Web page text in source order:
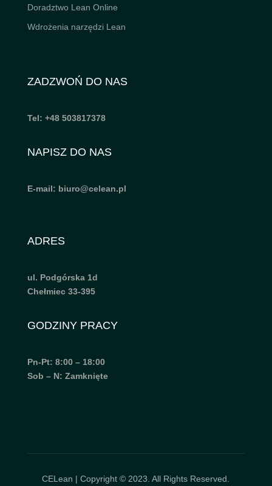
Doradztwo Lean Online
Wdrożenia narzędzi Lean
ZADZWOŃ DO NAS
Tel: +48 503817378
NAPISZ DO NAS
E-mail: biuro@celean.pl
ADRES
ul. Podgórska 1d
Chełmiec 33-395
GODZINY PRACY
Pn-Pt: 8:00 – 18:00
Sob – N: Zamknięte
CELean | Copyright © 2023. All Rights Reserved.